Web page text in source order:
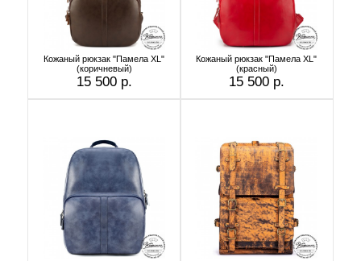
Кожаный рюкзак "Памела XL"
(коричневый)
15 500 р.
Кожаный рюкзак "Памела XL"
(красный)
15 500 р.